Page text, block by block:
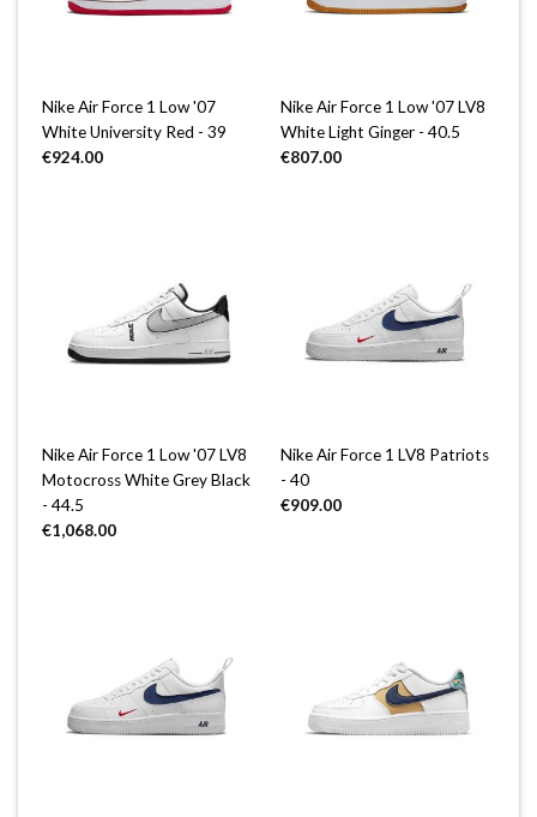
Nike Air Force 1 Low '07
White University Red - 39
€924.00
Nike Air Force 1 Low '07 LV8
White Light Ginger - 40.5
€807.00
Nike Air Force 1 Low '07 LV8
Motocross White Grey Black
- 44.5
€1,068.00
Nike Air Force 1 LV8 Patriots
- 40
€909.00